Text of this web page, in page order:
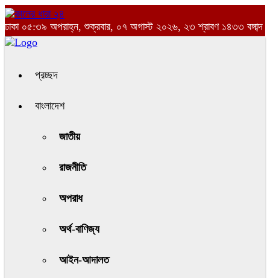
ঢাকা ০৫:৩৯ অপরাহ্ন, শুক্রবার, ০৭ অগাস্ট ২০২৬, ২৩ শ্রাবণ ১৪৩৩ বঙ্গাব্দ
প্রচ্ছদ
বাংলাদেশ
জাতীয়
রাজনীতি
অপরাধ
অর্থ-বাণিজ্য
আইন-আদালত